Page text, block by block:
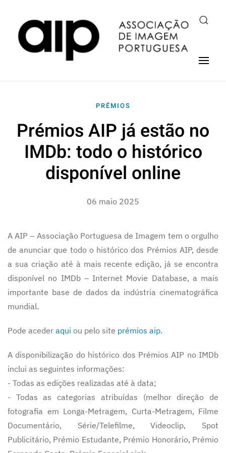
PRÉMIOS
Prémios AIP já estão no
IMDb: todo o histórico
disponível online
06 maio 2025
A AIP – Associação Portuguesa de Imagem tem o orgulho
de anunciar que todo o histórico dos Prémios AIP, desde
a sua criação até à mais recente edição, já se encontra
disponível no IMDb – Internet Movie Database, a mais
importante base de dados da indústria cinematográfica
mundial.
Pode aceder aqui ou pelo site prémios aip.
A disponibilização do histórico dos Prémios AIP no IMDb
inclui as seguintes informações:
- Todas as edições realizadas até à data;
- Todas as categorias atribuídas (melhor direção de
fotografia em Longa-Metragem, Curta-Metragem, Filme
Documentário, Série/Telefilme, Videoclip, Spot
Publicitário, Prémio Estudante, Prémio Honorário, Prémio